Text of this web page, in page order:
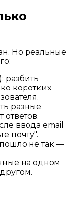
Но реальные
разбить
коротких
разные
ответов.
ввода email
почту".
пошло не так —
на одном